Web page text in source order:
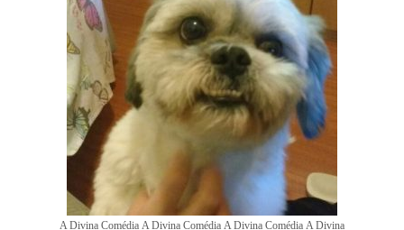
A Divina Comédia A Divina Comédia A Divina Comédia A Divina